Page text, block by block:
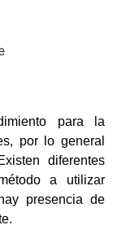
para la
por lo general
diferentes
a utilizar
presencia de